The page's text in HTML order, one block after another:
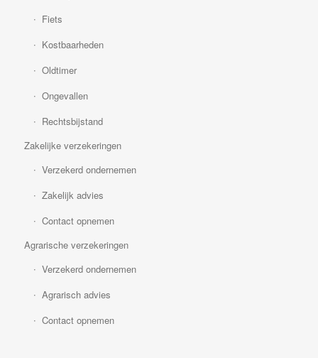
Fiets
Kostbaarheden
Oldtimer
Ongevallen
Rechtsbijstand
Zakelijke verzekeringen
Verzekerd ondernemen
Zakelijk advies
Contact opnemen
Agrarische verzekeringen
Verzekerd ondernemen
Agrarisch advies
Contact opnemen